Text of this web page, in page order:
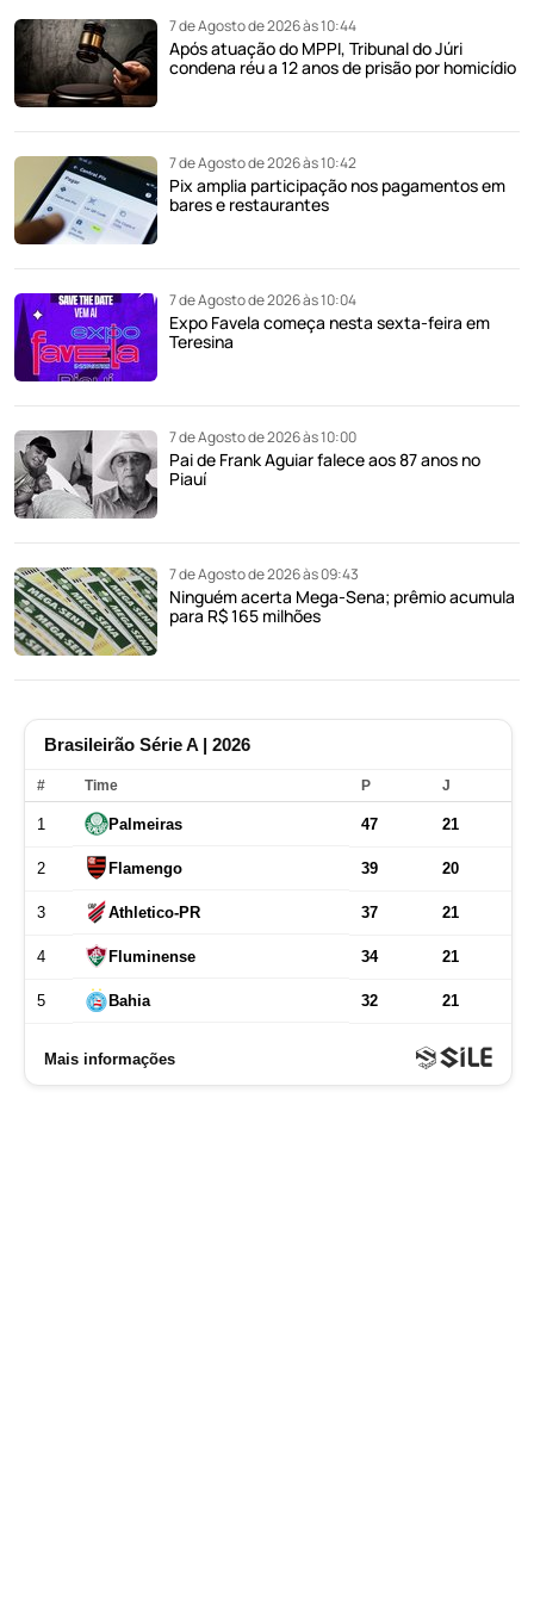
7 de Agosto de 2026 às 10:44
Após atuação do MPPI, Tribunal do Júri
condena réu a 12 anos de prisão por homicídio
7 de Agosto de 2026 às 10:42
Pix amplia participação nos pagamentos em
bares e restaurantes
7 de Agosto de 2026 às 10:04
Expo Favela começa nesta sexta-feira em
Teresina
7 de Agosto de 2026 às 10:00
Pai de Frank Aguiar falece aos 87 anos no
Piauí
7 de Agosto de 2026 às 09:43
Ninguém acerta Mega-Sena; prêmio acumula
para R$ 165 milhões